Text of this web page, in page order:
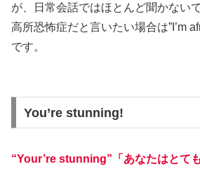
が、日常会話ではほとんど聞かないで
高所恐怖症だと言いたい場合は”I’m
です。
You’re stunning!
“Your’re stunning” 「あなたはとて